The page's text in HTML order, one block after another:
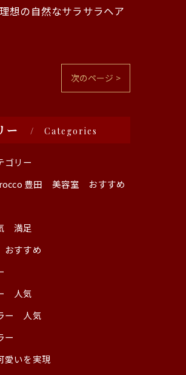
想の自然なサラサラヘア
次のページ >
ー Categories
ゴリー
豊田 美容室 おすすめ
満足
すすめ
人気
ー 人気
ー
愛いを実現